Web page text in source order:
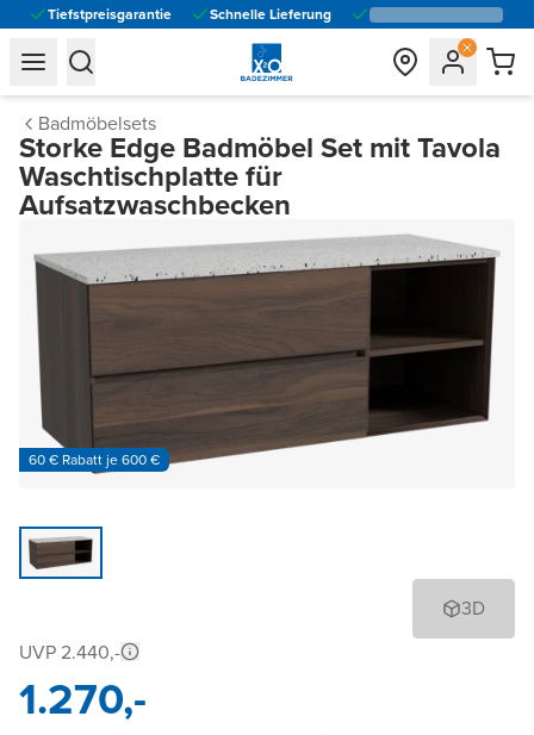
Tiefstpreisgarantie Schnelle Lieferung
general.navigation.toggle_menu.label
general.navigation.toggle_menu.label
Badmöbelsets
Storke Edge Badmöbel Set mit Tavola
Waschtischplatte für
Aufsatzwaschbecken
60 € Rabatt je 600 €
3D
UVP 2.440,-
1.270,-